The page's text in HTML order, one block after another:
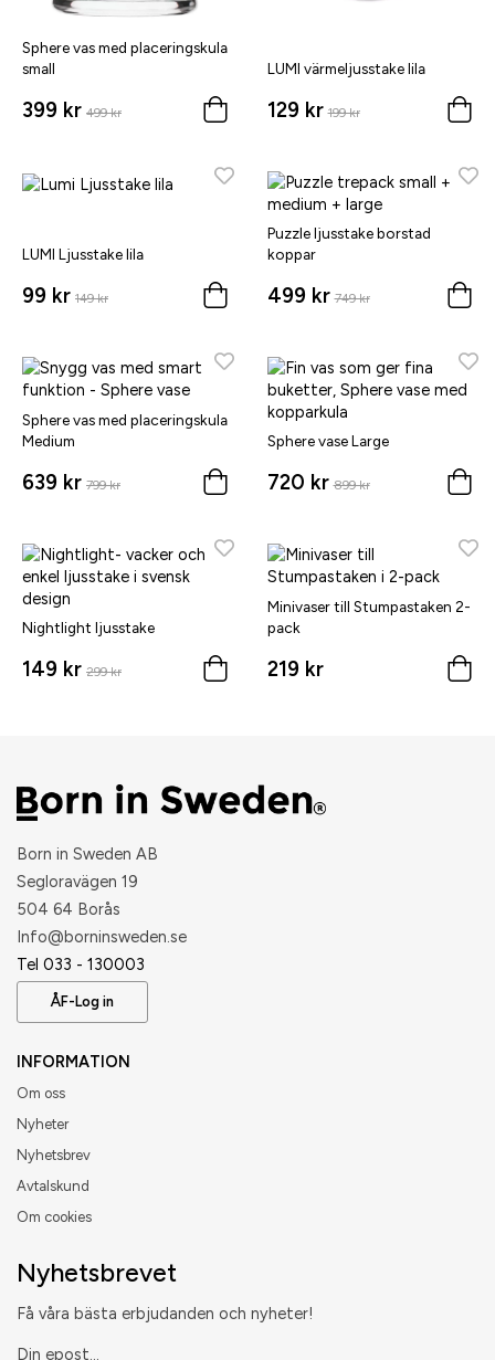
Sphere vas med placeringskula
small
399 kr 499 kr
LUMI värmeljusstake lila
129 kr 199 kr
LUMI Ljusstake lila
99 kr 149 kr
Puzzle ljusstake borstad
koppar
499 kr 749 kr
Sphere vas med placeringskula
Medium
639 kr 799 kr
Sphere vase Large
720 kr 899 kr
Nightlight ljusstake
149 kr 299 kr
Minivaser till Stumpastaken 2-
pack
219 kr
Born in Sweden AB
Segloravägen 19
504 64 Borås
​Info@borninsweden.se
Tel 033 - 130003
ÅF-Log in
INFORMATION
Om oss
Nyheter
Nyhetsbrev
Avtalskund
Om cookies
Nyhetsbrevet
Få våra bästa erbjudanden och nyheter!